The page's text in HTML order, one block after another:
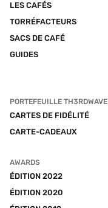
LES CAFÉS
TORRÉFACTEURS
SACS DE CAFÉ
GUIDES
PORTEFEUILLE TH3RDWAVE
CARTES DE FIDÉLITÉ
CARTE-CADEAUX
AWARDS
ÉDITION 2022
ÉDITION 2020